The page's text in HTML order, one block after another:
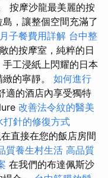
按摩沙龍最美麗的按
，讓整個空間充滿了
月子餐費用詳解 台中整
的按摩室，純粹的日
工浸紙上閃耀的日本
的寧靜。 如何進行
適的酒店內享受獨特
改善法令紋的醫美
打針的修復方式
直接在您的飯店房間
質養生村生活 高品質
在我們的布達佩斯沙